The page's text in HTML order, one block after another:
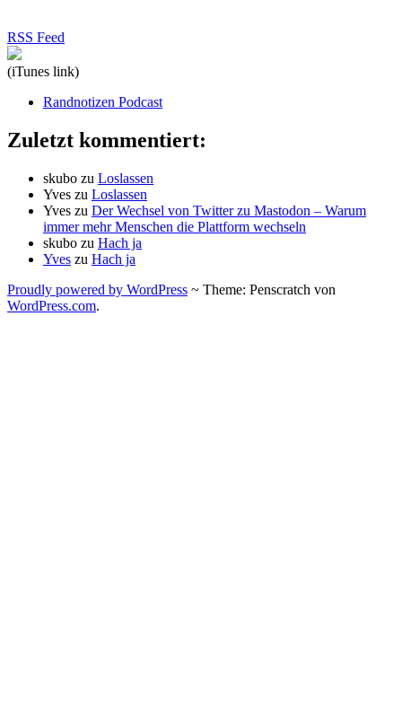
RSS Feed
(iTunes link)
Randnotizen Podcast
Zuletzt kommentiert:
skubo zu Loslassen
Yves zu Loslassen
Yves zu Der Wechsel von Twitter zu Mastodon – Warum
immer mehr Menschen die Plattform wechseln
skubo zu Hach ja
Yves zu Hach ja
Proudly powered by WordPress ~ Theme: Penscratch von
WordPress.com.